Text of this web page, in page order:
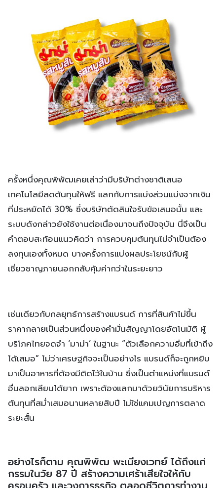
ครั้งหนึ่งคุณพิพัฒเคยเล่าว่ามีบริษัทต่างชาติเสนอ
เทคโนโลยีลดต้นทุนให้ฟรี แลกกับการแบ่งส่วนแบ่งจากเงิน
ที่ประหยัดได้ 30% ซึ่งบริษัทตัดสินใจรับข้อเสนอนั้น และ
ระบบดังกล่าวยังใช้งานต่อเนื่องมาจนถึงปัจจุบัน นี่จึงเป็น
คำตอบสะท้อนแนวคิดว่า การควบคุมต้นทุนไม่จำเป็นต้อง
ลงทุนเองทั้งหมด บางครั้งการแบ่งผลประโยชน์กับผู้
เชี่ยวชาญภายนอกกลับคุ้มค่ากว่าในระยะยาว
เช่นเดียวกับกลยุทธ์การสร้างแบรนด์ การที่สินค้าไม่ขึ้น
ราคากลายเป็นส่วนหนึ่งของคำมั่นสัญญาโดยอัตโนมัติ ผู้
บริโภคไทยจดจำ ‘มาม่า’ ในฐานะ “ตัวเลือกความอิ่มที่เข้าถึง
ได้เสมอ” ไม่ว่าเศรษฐกิจจะเป็นอย่างไร แบรนด์ก็จะถูกหยิบ
มาเป็นอาหารที่ต้องมีติดไว้ในบ้าน ซึ่งเป็นตำแหน่งที่แบรนด์
อื่นลอกเลียนได้ยาก เพราะต้องแลกมาด้วยวินัยการบริหาร
ต้นทุนที่สม่ำเสมอนานหลายสิบปี ไม่ใช่แคมเปญการตลาด
ระยะสั้น
อย่างไรก็ตาม คุณพิพัฒ พะเนียงเวทย์ ได้ถึงแก่
กรรมในวัย 87 ปี สร้างความเศร้าเสียใจให้กับ